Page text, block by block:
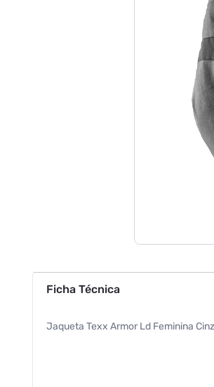
Ficha Técnica
Jaqueta Texx Armor Ld Feminina